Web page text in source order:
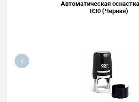
Автоматическая
R30 (Черная)